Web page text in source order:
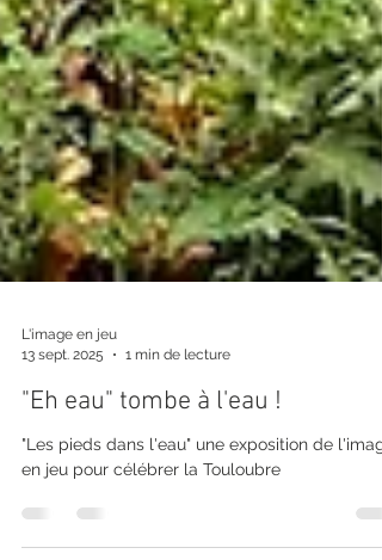
L'image en jeu
13 sept. 2025
1 min de lecture
"Eh eau" tombe à l'eau !
"Les pieds dans l'eau" une exposition de